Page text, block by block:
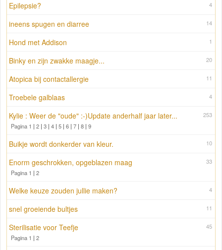
4
Epilepsie?
14
ineens spugen en diarree
1
Hond met Addison
20
Binky en zijn zwakke maagje...
11
Atopica bij contactallergie
4
Troebele galblaas
253
Kylie : Weer de "oude" :-)Update anderhalf jaar later...
Pagina 1 | 2 | 3 | 4 | 5 | 6 | 7 | 8 | 9
10
Buikje wordt donkerder van kleur.
33
Enorm geschrokken, opgeblazen maag
Pagina 1 | 2
4
Welke keuze zouden jullie maken?
11
snel groeiende bultjes
45
Sterilisatie voor Teefje
Pagina 1 | 2